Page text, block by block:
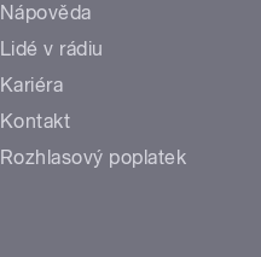
Nápověda
Lidé v rádiu
Kariéra
Kontakt
Rozhlasový poplatek